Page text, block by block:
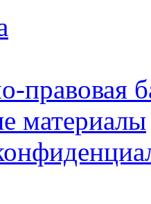
правовая
материалы